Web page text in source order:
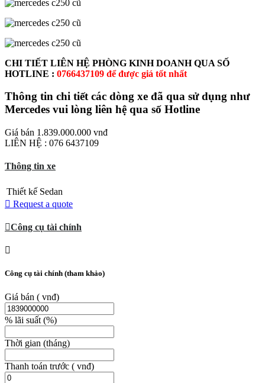
CHI TIẾT LIÊN HỆ PHÒNG KINH DOANH QUA SỐ
HOTLINE : 0766437109 để được giá tốt nhất
Thông tin chi tiết các dòng xe đã qua sử dụng như
Mercedes vui lòng liên hệ qua số Hotline
Giá bán 1.839.000.000 vnđ
LIÊN HỆ : 076 6437109
Thông tin xe
Thiết kế Sedan
Request a quote
Công cụ tài chính
Công cụ tài chính (tham khảo)
Giá bán ( vnđ)
% lãi suất (%)
Thời gian (tháng)
Thanh toán trước ( vnđ)